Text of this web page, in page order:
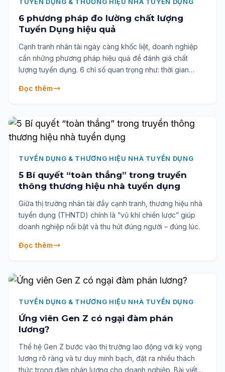
6 phương pháp đo lường chất lượng
Tuyển Dụng hiệu quả
Cạnh tranh nhân tài ngày càng khốc liệt, doanh nghiệp
cần những phương pháp hiệu quả để đánh giá chất
lượng tuyển dụng. 6 chỉ số quan trọng như: thời gian
chi phí tuyển dụng, tỷ lệ giữ chân nhân viên mới và hiệu
hiệu quả tuyển dụng.
Đọc thêm
TUYỂN DỤNG & THƯƠNG HIỆU NHÀ TUYỂN DỤNG
5 Bí quyết “toàn thắng” trong truyền
thông thương hiệu nhà tuyển dụng
Giữa thị trường nhân tài đầy cạnh tranh, thương hiệu nhà
tuyển dụng (THNTD) chính là “vũ khí chiến lược” giúp
doanh nghiệp nổi bật và thu hút đúng người – đúng lúc.
Đọc thêm
TUYỂN DỤNG & THƯƠNG HIỆU NHÀ TUYỂN DỤNG
Ứng viên Gen Z có ngại đàm phán
lương?
Thế hệ Gen Z bước vào thị trường lao động với kỳ vọng
lương rõ ràng và tư duy minh bạch, đặt ra nhiều thách
thức trong đàm phán lương cho doanh nghiệp. Bài viết